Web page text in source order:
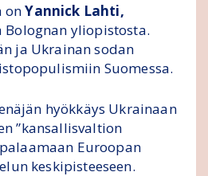
onYannick Lahti,
yliopistosta.
ja Ukrainan sodan
Suomessa.
hyökkäys Ukrainaan
”kansallisvaltion
Euroopan
keskipisteeseen.